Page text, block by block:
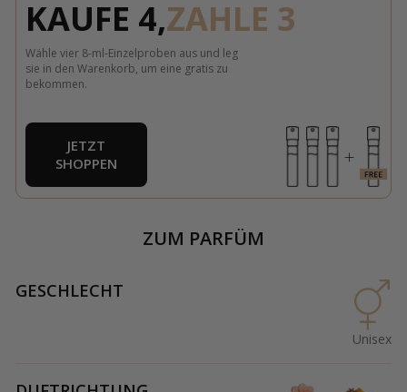
KAUFE 4,ZAHLE 3
Wähle vier 8-ml-Einzelproben aus und leg
sie in den Warenkorb, um eine gratis zu
bekommen.
JETZT
SHOPPEN
ZUM PARFÜM
GESCHLECHT
Unisex